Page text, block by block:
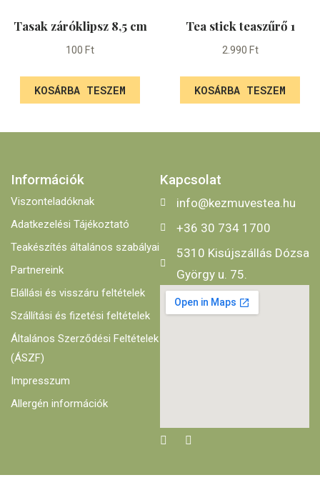
Tasak záróklipsz 8,5 cm
100 Ft
KOSÁRBA TESZEM
Tea stick teaszűrő 1
2.990 Ft
KOSÁRBA TESZEM
Információk
Viszonteladóknak
Adatkezelési Tájékoztató
Teakészítés általános szabályai
Partnereink
Elállási és visszáru feltételek
Szállítási és fizetési feltételek
Általános Szerződési Feltételek
(ÁSZF)
Impresszum
Allergén információk
Kapcsolat
info@kezmuvestea.hu
+36 30 734 1700
5310 Kisújszállás Dózsa
György u. 75.